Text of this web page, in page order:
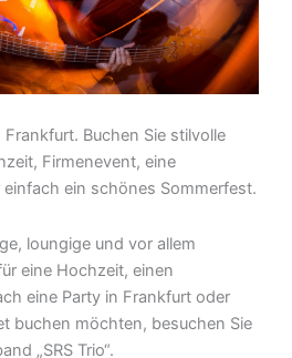
Frankfurt. Buchen Sie stilvolle
Firmenevent, eine
ein schönes Sommerfest.
loungige und vor allem
eine Hochzeit, einen
eine Party in Frankfurt oder
buchen möchten, besuchen Sie
„SRS Trio“.